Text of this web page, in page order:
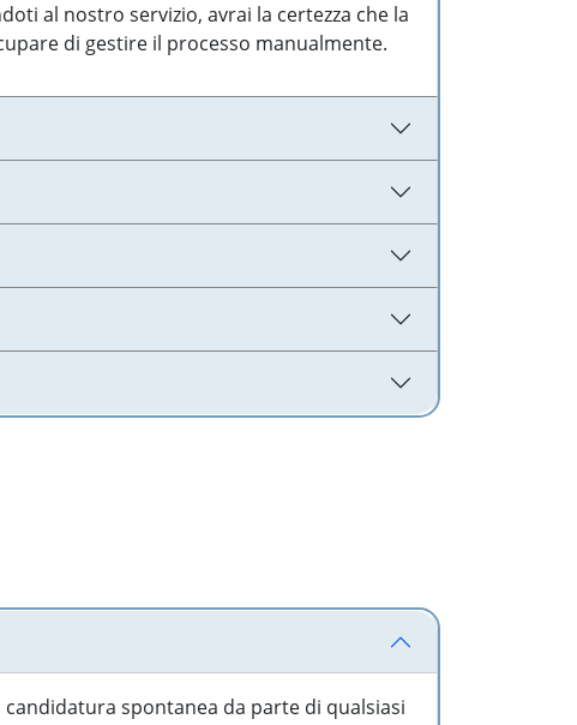
al nostro servizio, avrai la certezza che la
di gestire il processo manualmente.
spontanea da parte di qualsiasi